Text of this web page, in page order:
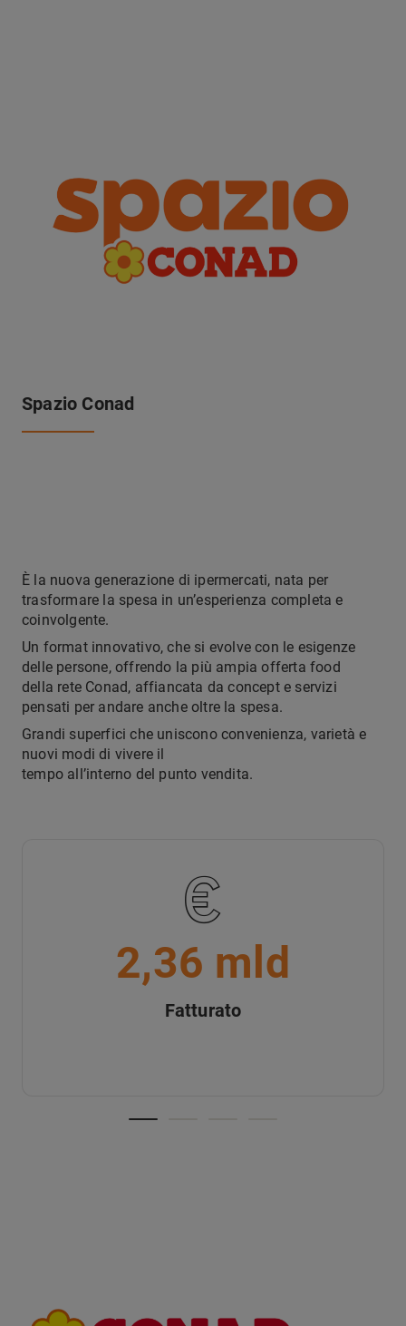
Spazio Conad
È la nuova generazione di ipermercati, nata per
trasformare la spesa in un’esperienza completa e
coinvolgente.
Un format innovativo, che si evolve con le esigenze
delle persone, offrendo la più ampia offerta food
della rete Conad, affiancata da concept e servizi
pensati per andare anche oltre la spesa.
Grandi superfici che uniscono convenienza, varietà e
nuovi modi di vivere il
tempo all’interno del punto vendita.
2,36 mld
Fatturato